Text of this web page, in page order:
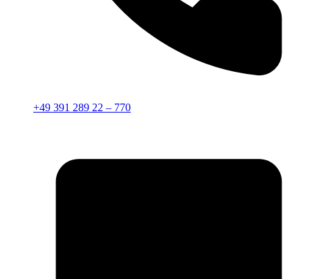
+49 391 289 22 – 770